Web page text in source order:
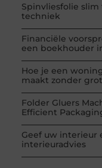
Spinvliesfolie
techniek
Financiële
een boekhouder
Hoe je een
maakt zonder
Folder Gluers
Efficient
Geef uw interieur
interieuradvies